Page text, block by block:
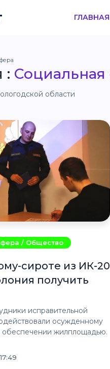
ГЛАВНАЯ
: Социальная
области
/ Общество
получить
осужденному
обеспечении жилплощадью.